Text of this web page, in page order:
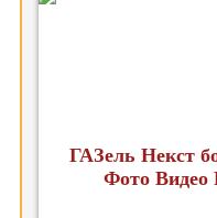
ГАЗель Некст
Фото Видео